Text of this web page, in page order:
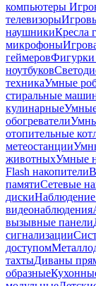
компьютеры
телевизоры
наушникиКресла
микрофоны
геймеровФигурки
ноутбуков
техникаУмные
стиральные
кулинарные
обогреватели
отопительные
метеостанции
животныхУмные
Flash накопители
памятиСетевые
дискиНаблюдение
видеонаблюдения
вызывные панели
сигнализации
доступом
тахтыДиваны
образные